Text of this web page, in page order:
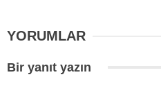
YORUMLAR
Bir yanıt yazın